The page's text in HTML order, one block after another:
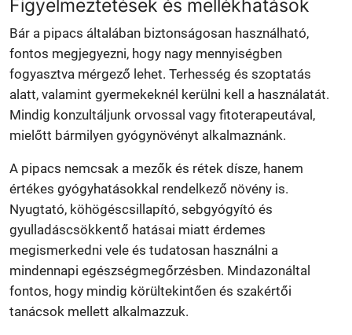
Figyelmeztetések és mellékhatások
Bár a pipacs általában biztonságosan használható,
fontos megjegyezni, hogy nagy mennyiségben
fogyasztva mérgező lehet. Terhesség és szoptatás
alatt, valamint gyermekeknél kerülni kell a használatát.
Mindig konzultáljunk orvossal vagy fitoterapeutával,
mielőtt bármilyen gyógynövényt alkalmaznánk.
A pipacs nemcsak a mezők és rétek dísze, hanem
értékes gyógyhatásokkal rendelkező növény is.
Nyugtató, köhögéscsillapító, sebgyógyító és
gyulladáscsökkentő hatásai miatt érdemes
megismerkedni vele és tudatosan használni a
mindennapi egészségmegőrzésben. Mindazonáltal
fontos, hogy mindig körültekintően és szakértői
tanácsok mellett alkalmazzuk.